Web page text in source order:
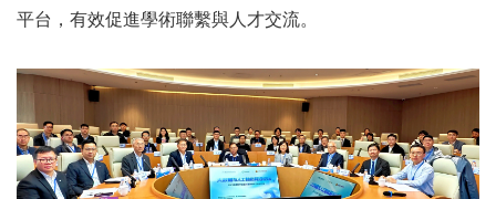
平台，有效促進學術聯繫與人才交流。